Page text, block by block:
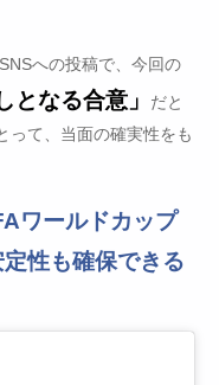
への投稿で、今回の
となる合意」
だと
って、当面の確実性をも
ワールドカップ
性も確保できる